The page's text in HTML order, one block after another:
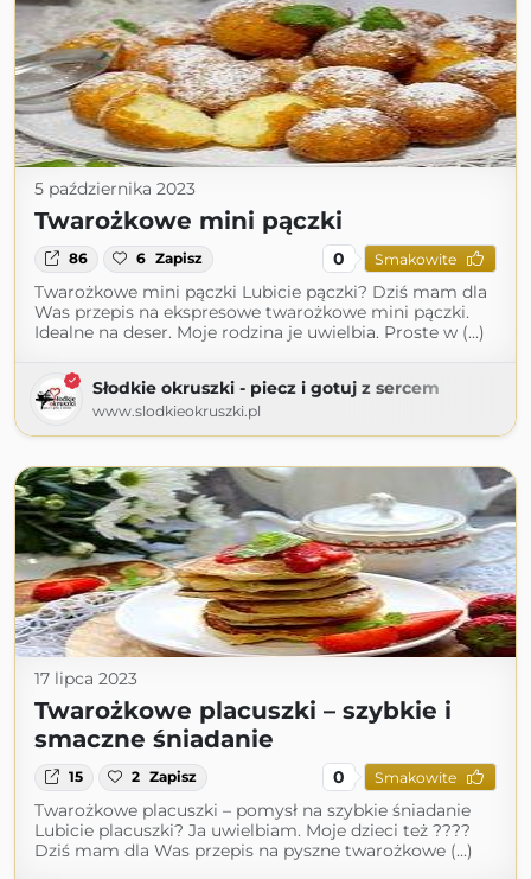
5 października 2023
Twarożkowe mini pączki
86 6 Zapisz 0 Smakowite
Twarożkowe mini pączki Lubicie pączki? Dziś mam dla
Was przepis na ekspresowe twarożkowe mini pączki.
Idealne na deser. Moje rodzina je uwielbia. Proste w (...)
Słodkie okruszki - piecz i gotuj z sercem
www.slodkieokruszki.pl
17 lipca 2023
Twarożkowe placuszki – szybkie i
smaczne śniadanie
15 2 Zapisz 0 Smakowite
Twarożkowe placuszki – pomysł na szybkie śniadanie
Lubicie placuszki? Ja uwielbiam. Moje dzieci też ????
Dziś mam dla Was przepis na pyszne twarożkowe (...)